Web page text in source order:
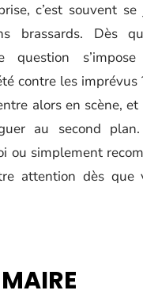
c’est souvent
brassards. Dès
question
contre les imprévus
alors en scène,
au second plan.
ou simplement
attention dès que